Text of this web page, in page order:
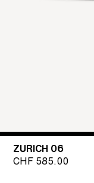
ZURICH 06
CHF 585.00